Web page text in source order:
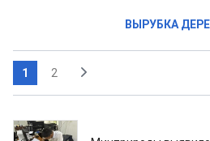
ВЫРУБКА
1 2
22.07.2026